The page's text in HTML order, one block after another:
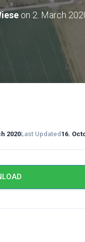
on 2. March
2020Last Updated 16.